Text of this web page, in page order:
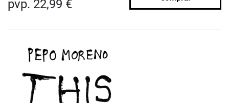
pvp. 22,99 €